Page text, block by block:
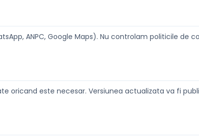
ANPC, Google Maps). Nu controlam politicile de
oricand este necesar. Versiunea actualizata va fi